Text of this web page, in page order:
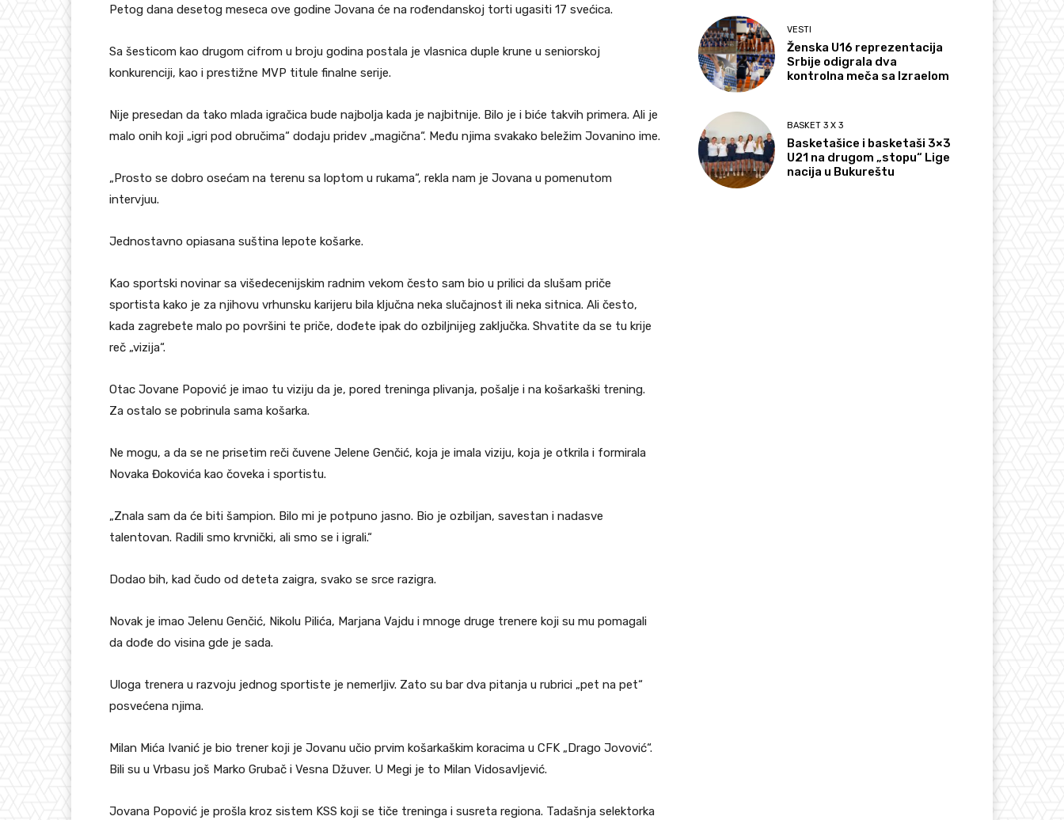
Petog dana desetog meseca ove godine Jovana će na rođendanskoj torti ugasiti 17 svećica.
Sa šesticom kao drugom cifrom u broju godina postala je vlasnica duple krune u seniorskoj
konkurenciji, kao i prestižne MVP titule finalne serije.
Nije presedan da tako mlada igračica bude najbolja kada je najbitnije. Bilo je i biće takvih primera. Ali je
malo onih koji „igri pod obručima“ dodaju pridev „magična“. Među njima svakako beležim Jovanino ime.
„Prosto se dobro osećam na terenu sa loptom u rukama“, rekla nam je Jovana u pomenutom
intervjuu.
Jednostavno opiasana suština lepote košarke.
Kao sportski novinar sa višedecenijskim radnim vekom često sam bio u prilici da slušam priče
sportista kako je za njihovu vrhunsku karijeru bila ključna neka slučajnost ili neka sitnica. Ali često,
kada zagrebete malo po površini te priče, dođete ipak do ozbiljnijeg zaključka. Shvatite da se tu krije
reč „vizija“.
Otac Jovane Popović je imao tu viziju da je, pored treninga plivanja, pošalje i na košarkaški trening.
Za ostalo se pobrinula sama košarka.
Ne mogu, a da se ne prisetim reči čuvene Jelene Genčić, koja je imala viziju, koja je otkrila i formirala
Novaka Đokovića kao čoveka i sportistu.
„Znala sam da će biti šampion. Bilo mi je potpuno jasno. Bio je ozbiljan, savestan i nadasve
talentovan. Radili smo krvnički, ali smo se i igrali.“
Dodao bih, kad čudo od deteta zaigra, svako se srce razigra.
Novak je imao Jelenu Genčić, Nikolu Pilića, Marjana Vajdu i mnoge druge trenere koji su mu pomagali
da dođe do visina gde je sada.
Uloga trenera u razvoju jednog sportiste je nemerljiv. Zato su bar dva pitanja u rubrici „pet na pet“
posvećena njima.
Milan Mića Ivanić je bio trener koji je Jovanu učio prvim košarkaškim koracima u CFK „Drago Jovović“.
Bili su u Vrbasu još Marko Grubač i Vesna Džuver. U Megi je to Milan Vidosavljević.
Jovana Popović je prošla kroz sistem KSS koji se tiče treninga i susreta regiona. Tadašnja selektorka
VESTI
Ženska U16 reprezentacija
Srbije odigrala dva
kontrolna meča sa Izraelom
BASKET 3 X 3
Basketašice i basketaši 3×3
U21 na drugom „stopu“ Lige
nacija u Bukureštu